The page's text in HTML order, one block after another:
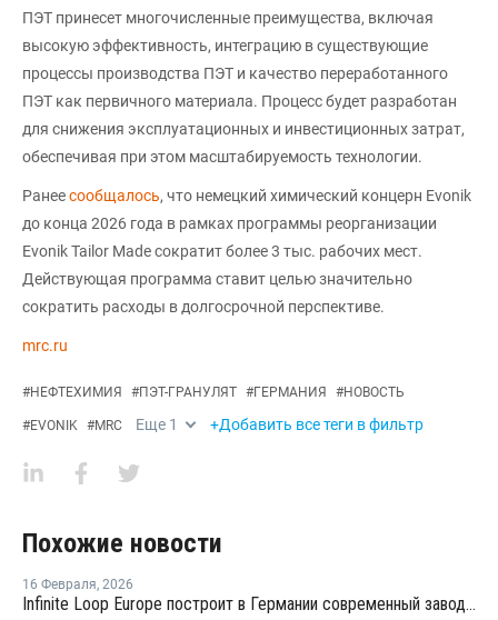
ПЭТ принесет многочисленные преимущества, включая
высокую эффективность, интеграцию в существующие
процессы производства ПЭТ и качество переработанного
ПЭТ как первичного материала. Процесс будет разработан
для снижения эксплуатационных и инвестиционных затрат,
обеспечивая при этом масштабируемость технологии.
Ранеесообщалось, что немецкий химический концерн Evonik
до конца 2026 года в рамках программы реорганизации
Evonik Tailor Made сократит более 3 тыс. рабочих мест.
Действующая программа ставит целью значительно
сократить расходы в долгосрочной перспективе.
mrc.ru
#НЕФТЕХИМИЯ #ПЭТ-ГРАНУЛЯТ #ГЕРМАНИЯ #НОВОСТЬ
#EVONIK #MRC Еще 1 +Добавить все теги в фильтр
Похожие новости
16 Февраля, 2026
Infinite Loop Europe построит в Германии современный завод по переработке ПЭТ